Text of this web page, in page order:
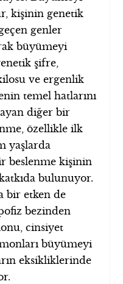
kişinin genetik
genler
büyümeyi
şifre,
ve ergenlik
temel hatlarını
diğer bir
özellikle ilk
yaşlarda
beslenme kişinin
bulunuyor.
bir etken de
bezinden
cinsiyet
büyümeyi
eksikliklerinde